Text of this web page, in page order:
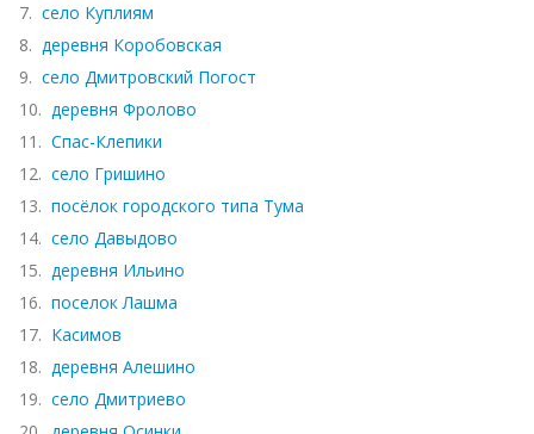
7. село Куплиям
8. деревня Коробовская
9. село Дмитровский Погост
10. деревня Фролово
11. Спас-Клепики
12. село Гришино
13. посёлок городского типа Тума
14. село Давыдово
15. деревня Ильино
16. поселок Лашма
17. Касимов
18. деревня Алешино
19. село Дмитриево